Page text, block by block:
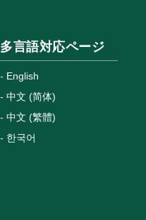
多言語対応ページ
English
中文 (简体)
中文 (繁體)
한국어